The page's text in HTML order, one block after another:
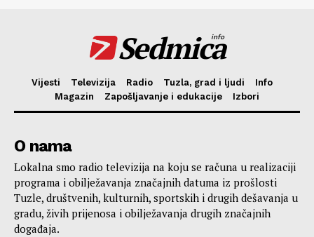
Sedmica
info
Vijesti Televizija Radio Tuzla, grad i ljudi
Info
Magazin
Zapošljavanje i edukacije Izbori
O nama
Lokalna smo radio televizija na koju se računa u realizaciji
programa i obilježavanja značajnih datuma iz prošlosti
Tuzle, društvenih, kulturnih, sportskih i drugih dešavanja u
gradu, živih prijenosa i obilježavanja drugih značajnih
događaja.